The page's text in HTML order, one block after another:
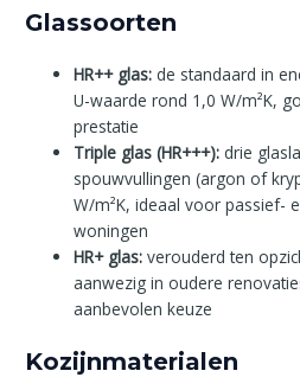
Glassoorten
HR++ glas: de standaard in
U-waarde rond 1,0 W/m²K,
prestatie
Triple glas (HR+++): drie
spouwvullingen (argon of
W/m²K, ideaal voor passief-
woningen
HR+ glas: verouderd ten
aanwezig in oudere
aanbevolen keuze
Kozijnmaterialen